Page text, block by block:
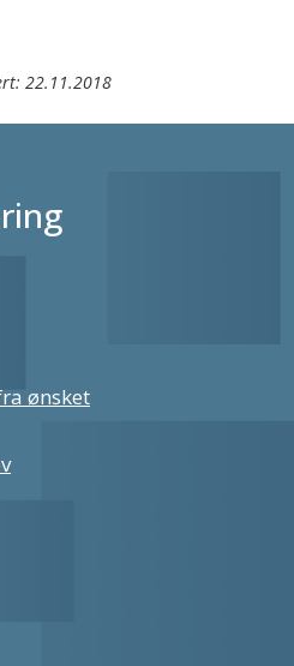
22.11.2018
ønsket